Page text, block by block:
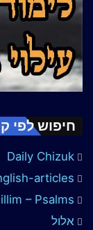
חיפוש לפי
Daily Chizuk
articles
– Psalms
אלול